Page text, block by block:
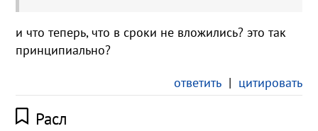
и что теперь, что в сроки не вложились? это так
принципиально?
ответить| цитировать
Расл